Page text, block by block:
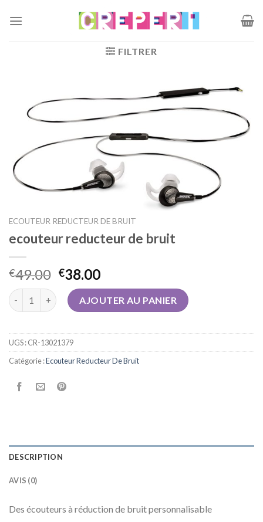
FILTRER
ECOUTEUR REDUCTEUR DE BRUIT
ecouteur reducteur de bruit
€49.00 €38.00
quantité de ecouteur reducteur de bruit
AJOUTER AU PANIER
UGS :CR-13021379
Catégorie :Ecouteur Reducteur De Bruit
DESCRIPTION
AVIS (0)
Des écouteurs à réduction de bruit personnalisable